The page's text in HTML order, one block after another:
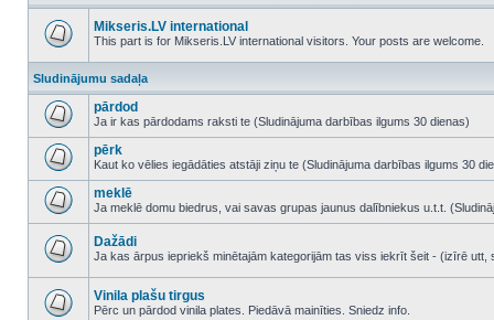
unread
posts
Mikseris.LV international
This part is for Mikseris.LV international visitors. Your posts are welcome.
Sludinājumu sadaļa
unread
posts
pārdod
Ja ir kas pārdodams raksti te (Sludinājuma darbības ilgums 30 dienas)
unread
posts
pērk
Kaut ko vēlies iegādāties atstāji ziņu te (Sludinājuma darbības ilgums 30
unread
posts
meklē
Ja meklē domu biedrus, vai savas grupas jaunus dalībniekus u.t.t.
unread
posts
Dažādi
Ja kas ārpus iepriekš minētajām kategorijām tas viss iekrīt šeit - (izīrē utt,
Vinila plašu tirgus
Pērc un pārdod vinila plates. Piedāvā mainīties. Sniedz info.